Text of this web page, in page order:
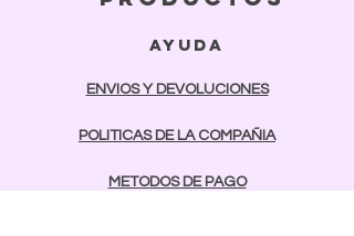
ayuda
ENVIOS Y DEVOLUCIONES
POLITICAS DE LA COMPAÑIA
METODOS DE PAGO